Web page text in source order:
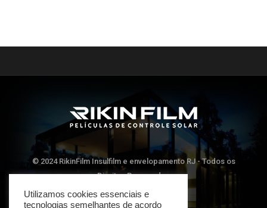
© 2024 RikinFilm Insulfilm e envelopamento RJ - Todos os
Direitos Reservados
Utilizamos cookies essenciais e
tecnologias semelhantes de acordo